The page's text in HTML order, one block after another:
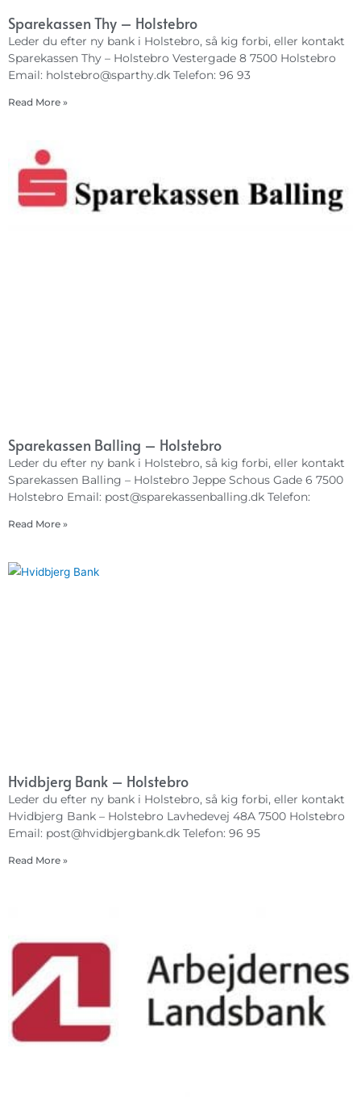
Sparekassen Thy – Holstebro
Leder du efter ny bank i Holstebro, så kig forbi, eller kontakt
Sparekassen Thy – Holstebro Vestergade 8 7500 Holstebro
Email: holstebro@sparthy.dk Telefon: 96 93
Read More »
Sparekassen Balling – Holstebro
Leder du efter ny bank i Holstebro, så kig forbi, eller kontakt
Sparekassen Balling – Holstebro Jeppe Schous Gade 6 7500
Holstebro Email: post@sparekassenballing.dk Telefon:
Read More »
Hvidbjerg Bank – Holstebro
Leder du efter ny bank i Holstebro, så kig forbi, eller kontakt
Hvidbjerg Bank – Holstebro Lavhedevej 48A 7500 Holstebro
Email: post@hvidbjergbank.dk Telefon: 96 95
Read More »